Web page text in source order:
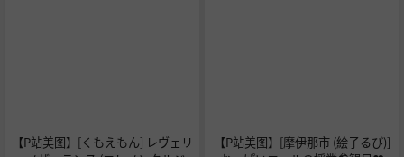
【P站美图】[くもえもん] レヴェリ
【P站美图】[摩伊那市 (絵子るび)]